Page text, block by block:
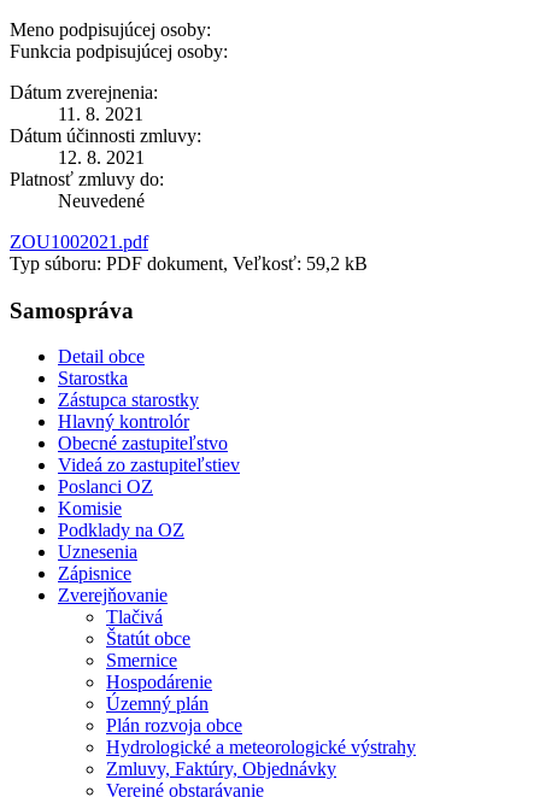
Meno podpisujúcej osoby:
Funkcia podpisujúcej osoby:
Dátum zverejnenia:
11. 8. 2021
Dátum účinnosti zmluvy:
12. 8. 2021
Platnosť zmluvy do:
Neuvedené
ZOU1002021.pdf
Typ súboru: PDF dokument, Veľkosť: 59,2 kB
Samospráva
Detail obce
Starostka
Zástupca starostky
Hlavný kontrolór
Obecné zastupiteľstvo
Videá zo zastupiteľstiev
Poslanci OZ
Komisie
Podklady na OZ
Uznesenia
Zápisnice
Zverejňovanie
Tlačivá
Štatút obce
Smernice
Hospodárenie
Územný plán
Plán rozvoja obce
Hydrologické a meteorologické výstrahy
Zmluvy, Faktúry, Objednávky
Verejné obstarávanie